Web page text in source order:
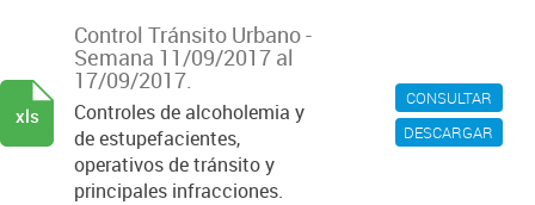
CONSULTAR
DESCARGAR
Control Tránsito Urbano -
Semana 11/09/2017 al
17/09/2017.
Controles de alcoholemia y
de estupefacientes,
operativos de tránsito y
principales infracciones.
xls